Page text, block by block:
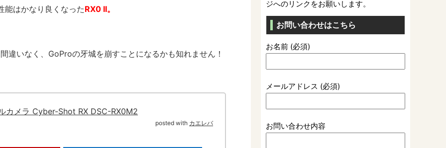
能はかなり良くなったRX0 II。
違いなく、GoProの牙城を崩すことになるかも知れません！
カメラ Cyber-Shot RX DSC-RX0M2
posted with カエレバ
ジへのリンクをお願いします。
お問い合わせはこちら
お名前 (必須)
メールアドレス (必須)
お問い合わせ内容